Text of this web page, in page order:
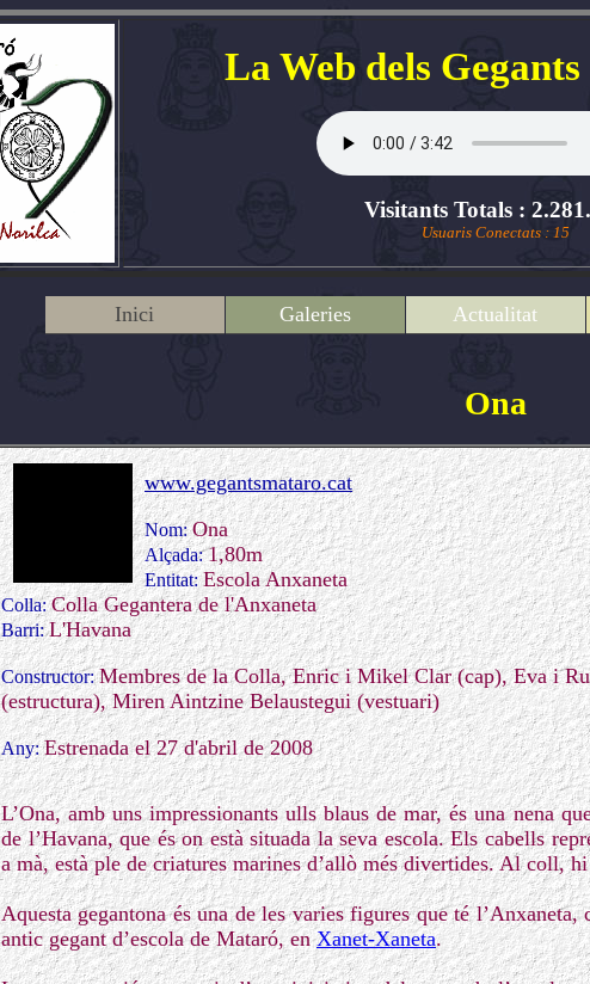
La Web dels
Visitants Totals :
Usuaris Conectats : 15
Inici Galeries Actualitat
Ona
www.gegantsmataro.cat
Nom:Ona
Alçada:1,80m
Entitat:Escola Anxaneta
Colla:Colla Gegantera de l'Anxaneta
Barri:L'Havana
Constructor:Membres de la Colla, Enric i Mikel Clar (cap), Eva i
(estructura), Miren Aintzine Belaustegui (vestuari)
Any:Estrenada el 27 d'abril de 2008
L’Ona, amb uns impressionants ulls blaus de mar, és una nena
de l’Havana, que és on està situada la seva escola. Els cabells
a mà, està ple de criatures marines d’allò més divertides. Al coll,
Aquesta gegantona és una de les varies figures que té
antic gegant d’escola de Mataró, enXanet-Xaneta.